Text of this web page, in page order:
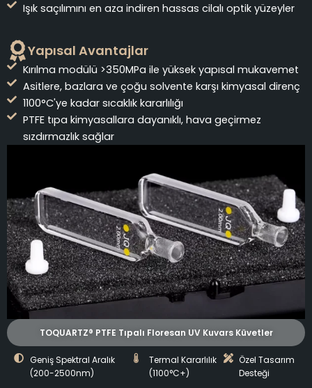
Işık saçılımını en aza indiren hassas cilalı optik yüzeyler
Yapısal Avantajlar
Kırılma modülü >350MPa ile yüksek yapısal mukavemet
Asitlere, bazlara ve çoğu solvente karşı kimyasal direnç
1100°C'ye kadar sıcaklık kararlılığı
PTFE tıpa kimyasallara dayanıklı, hava geçirmez
sızdırmazlık sağlar
TOQUARTZ® PTFE Tıpalı Floresan UV Kuvars Küvetler
Geniş Spektral Aralık
(200-2500nm)
Termal Kararlılık
(1100°C+)
Özel Tasarım
Desteği